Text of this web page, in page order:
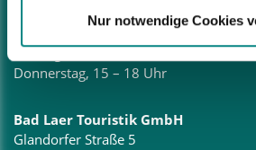
Nur notwendige Cookies
Öffnungszeiten
Montag – Freitag, 8.30 – 12 Uhr
Montag, 15 – 17 Uhr
Donnerstag, 15 – 18 Uhr
Bad Laer Touristik GmbH
Glandorfer Straße 5